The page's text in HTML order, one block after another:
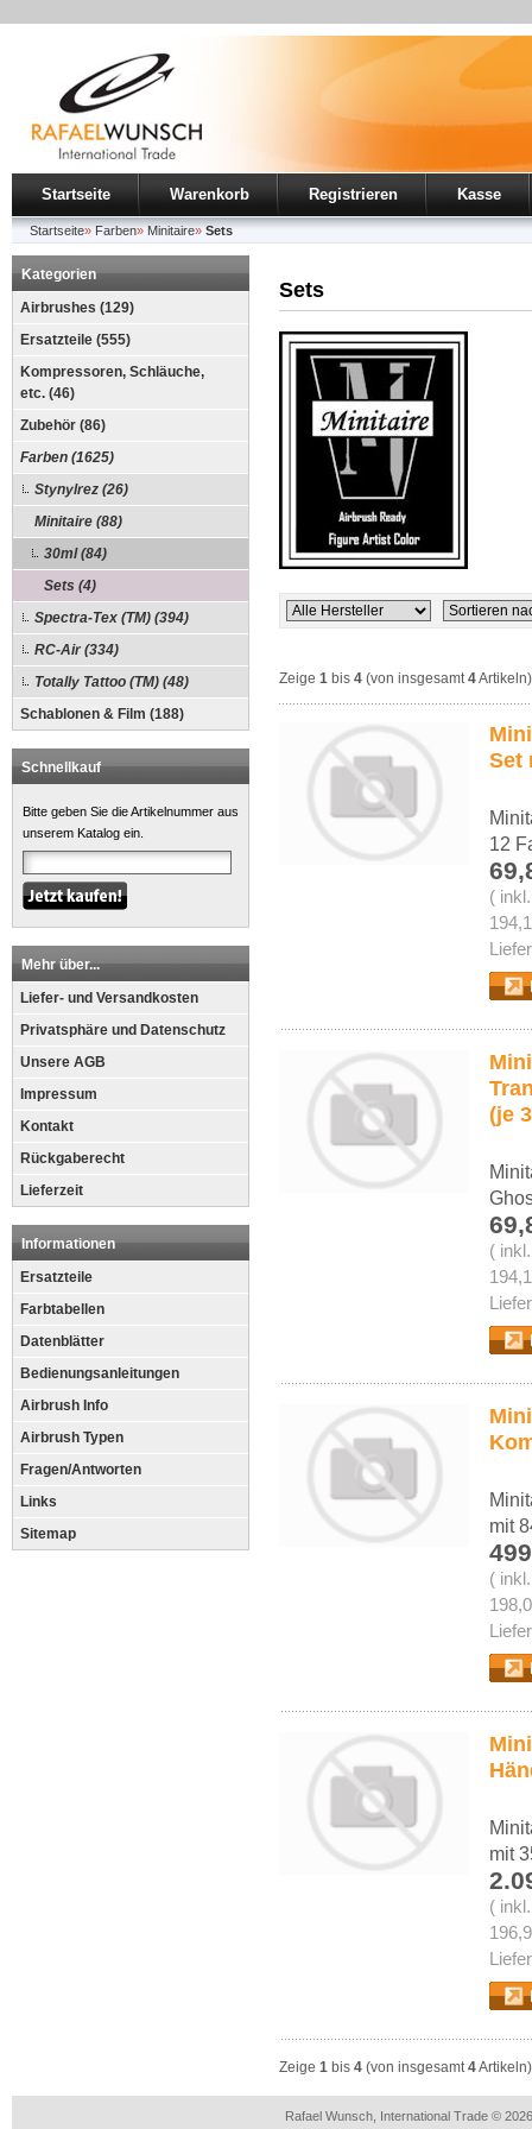
Startseite Warenkorb Registrieren Kasse
Startseite» Farben» Minitaire» Sets
Kategorien
Airbrushes (129)
Ersatzteile (555)
Kompressoren, Schläuche,
etc. (46)
Zubehör (86)
Farben (1625)
Stynylrez (26)
Minitaire (88)
30ml (84)
Sets (4)
Spectra-Tex (TM) (394)
RC-Air (334)
Totally Tattoo (TM) (48)
Schablonen & Film (188)
Schnellkauf
Bitte geben Sie die Artikelnummer aus
unserem Katalog ein.
Mehr über...
Liefer- und Versandkosten
Privatsphäre und Datenschutz
Unsere AGB
Impressum
Kontakt
Rückgaberecht
Lieferzeit
Informationen
Ersatzteile
Farbtabellen
Datenblätter
Bedienungsanleitungen
Airbrush Info
Airbrush Typen
Fragen/Antworten
Links
Sitemap
Sets
Zeige 1 bis 4 (von insgesamt4Artikeln)
Set
12
(
(je
(
mit
(
mit
(
Zeige 1 bis 4 (von insgesamt4Artikeln)
Rafael Wunsch, International Trade ©